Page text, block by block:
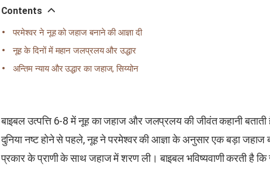
Contents
परमेश्वर ने नूह को जहाज बनाने की आज्ञा दी
नूह के दिनों में महान जलप्रलय और उद्धार
अन्तिम न्याय और उद्धार का जहाज, सिय्योन
बाइबल उत्पत्ति 6-8 में नूह का जहाज और जलप्रलय की जीवंत कहानी
दुनिया नष्ट होने से पहले, नूह ने परमेश्वर की आज्ञा के अनुसार एक बड़ा जहाज
प्रकार के प्राणी के साथ जहाज में शरण ली। बाइबल भविष्यवाणी करती है